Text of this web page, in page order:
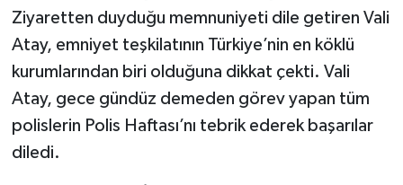
Ziyaretten duyduğu memnuniyeti dile getiren Vali
Atay, emniyet teşkilatının Türkiye’nin en köklü
kurumlarından biri olduğuna dikkat çekti. Vali
Atay, gece gündüz demeden görev yapan tüm
polislerin Polis Haftası’nı tebrik ederek başarılar
diledi.